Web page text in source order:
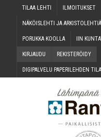
TILAA LEH­TI ILMOI­TUK­SET
NÄKÖIS­LEH­TI JA
PORUK­KA KOOLLA IIN
KIR­JAU­DU REKIS­TE­RÖI­DY
DIGI­PAL­VE­LU PAPE­RI­LEH­DEN